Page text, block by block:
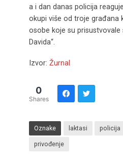
a i dan danas policija
okupi više od troje građana
osobe koje su prisustvovale
Davida“.
Izvor: Žurnal
0
Shares
Oznake laktasi policija
privođenje